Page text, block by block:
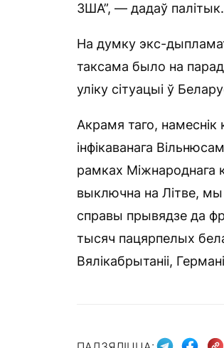
ЗША”, — дадаў палітык.
На думку экс-
таксама было на
уліку сітуацыі ў
Акрамя таго, намеснік
інфікаванага
рамках Міжнароднага
выключна на Літве,
справы прывядзе да
тысяч пацярпелых
Вялікабрытаніі,